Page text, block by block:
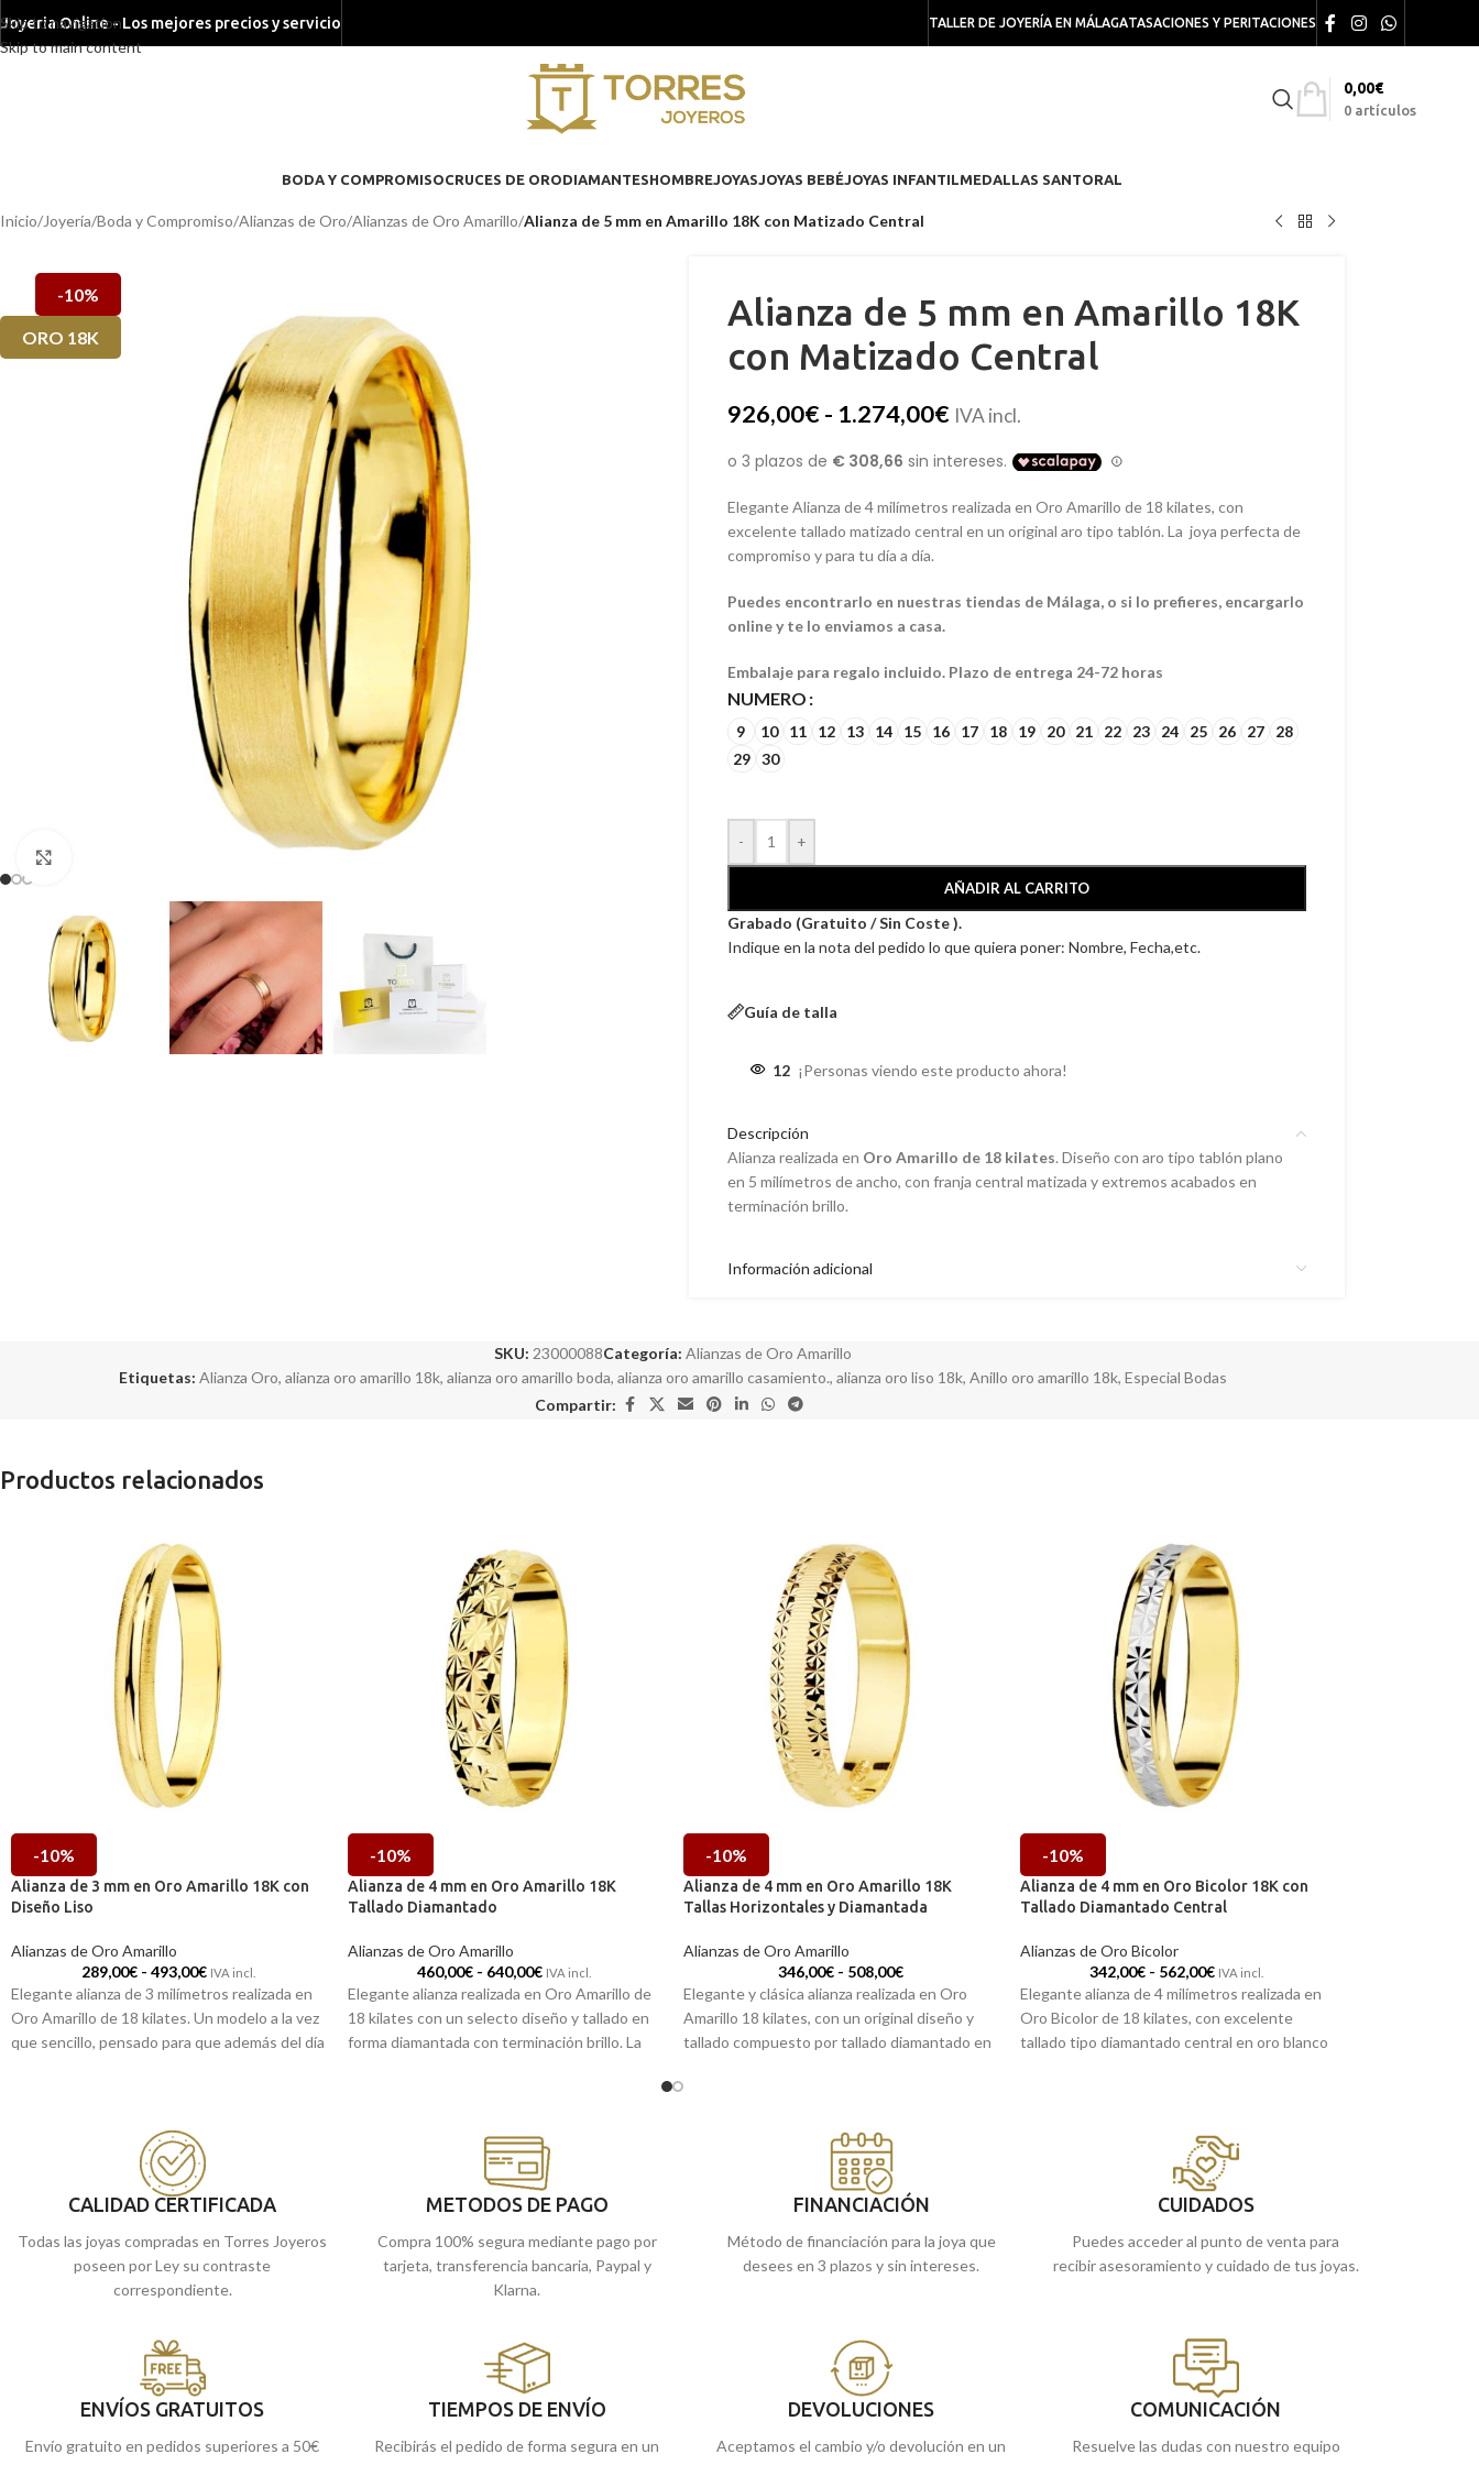
Skip to navigation
Skip to main content
Joyeria Online - Los mejores precios y servicio TALLER DE JOYERÍA EN MÁLAGATASACIONES Y PERITACIONES
0 artículos
0,00€
BODA Y COMPROMISOCRUCES DE ORODIAMANTESHOMBREJOYASJOYAS BEBÉJOYAS INFANTILMEDALLAS SANTORAL
Inicio/Joyería/Boda y Compromiso/Alianzas de Oro/Alianzas de Oro Amarillo/Alianza de 5 mm en Amarillo 18K con Matizado Central
-10%
ORO 18K
Alianza de 5 mm en Amarillo 18K
con Matizado Central
926,00€ - 1.274,00€ IVA incl.
Elegante Alianza de 4 milímetros realizada en Oro Amarillo de 18 kilates, con
excelente tallado matizado central en un original aro tipo tablón. La joya perfecta de
compromiso y para tu día a día.
Puedes encontrarlo en nuestras tiendas de Málaga, o si lo prefieres, encargarlo
online y te lo enviamos a casa.
Embalaje para regalo incluido. Plazo de entrega 24-72 horas
NUMERO
9 10 11 12 13 14 15 16 17 18 19 20 21 22 23 24 25 26 27
28
29 30
- +
AÑADIR AL CARRITO
Grabado (Gratuito / Sin Coste ).
Indique en la nota del pedido lo que quiera poner: Nombre, Fecha,etc.
Guía de talla
12 ¡Personas viendo este producto ahora!
Descripción
Alianza realizada en Oro Amarillo de 18 kilates. Diseño con aro tipo tablón plano
en 5 milímetros de ancho, con franja central matizada y extremos acabados en
terminación brillo.
Información adicional
SKU: 23000088Categoría: Alianzas de Oro Amarillo
Etiquetas: Alianza Oro, alianza oro amarillo 18k, alianza oro amarillo boda, alianza oro amarillo casamiento., alianza oro liso 18k, Anillo oro amarillo 18k, Especial Bodas
Compartir:
Productos relacionados
-10%
Alianza de 3 mm en Oro Amarillo 18K con
Diseño Liso
Alianzas de Oro Amarillo
289,00€ - 493,00€ IVA incl.
Elegante alianza de 3 milímetros realizada en
Oro Amarillo de 18 kilates. Un modelo a la vez
que sencillo, pensado para que además del día
online y te lo enviamos a casa.
-10%
Alianza de 4 mm en Oro Amarillo 18K
Tallado Diamantado
Alianzas de Oro Amarillo
460,00€ - 640,00€ IVA incl.
Elegante alianza realizada en Oro Amarillo de
18 kilates con un selecto diseño y tallado en
forma diamantada con terminación brillo. La
de Málaga, o si lo prefieres, encargarlo
online y te lo enviamos a casa.
-10%
Alianza de 4 mm en Oro Amarillo 18K
Tallas Horizontales y Diamantada
Alianzas de Oro Amarillo
346,00€ - 508,00€
Elegante y clásica alianza realizada en Oro
Amarillo 18 kilates, con un original diseño y
tallado compuesto por tallado diamantado en
Puedes encontrarlo en nuestras tiendas
de Málaga, o si lo prefieres, encargarlo
online y te lo enviamos a casa.
-10%
Alianza de 4 mm en Oro Bicolor 18K con
Tallado Diamantado Central
Alianzas de Oro Bicolor
342,00€ - 562,00€ IVA incl.
Elegante alianza de 4 milímetros realizada en
Oro Bicolor de 18 kilates, con excelente
tallado tipo diamantado central en oro blanco
de Málaga, o si lo prefieres, encargarlo
online y te lo enviamos a casa.
CALIDAD CERTIFICADA
Todas las joyas compradas en Torres Joyeros
poseen por Ley su contraste
correspondiente.
METODOS DE PAGO
Compra 100% segura mediante pago por
tarjeta, transferencia bancaria, Paypal y
Klarna.
FINANCIACIÓN
Método de financiación para la joya que
desees en 3 plazos y sin intereses.
CUIDADOS
Puedes acceder al punto de venta para
recibir asesoramiento y cuidado de tus joyas.
ENVÍOS GRATUITOS
Envío gratuito en pedidos superiores a 50€
TIEMPOS DE ENVÍO
Recibirás el pedido de forma segura en un
DEVOLUCIONES
Aceptamos el cambio y/o devolución en un
COMUNICACIÓN
Resuelve las dudas con nuestro equipo